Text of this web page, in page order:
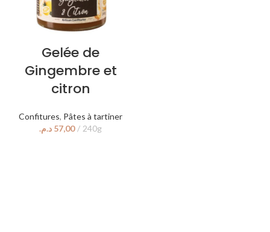
Gelée de
Gingembre et
citron
Confitures, Pâtes à tartiner
د.م.